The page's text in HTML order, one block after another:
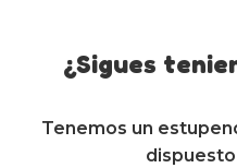
¿Sigues
Tenemos un